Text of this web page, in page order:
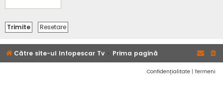
Către site-ul Infopescar Tv Prima pagină
Confidențialitate | Termeni